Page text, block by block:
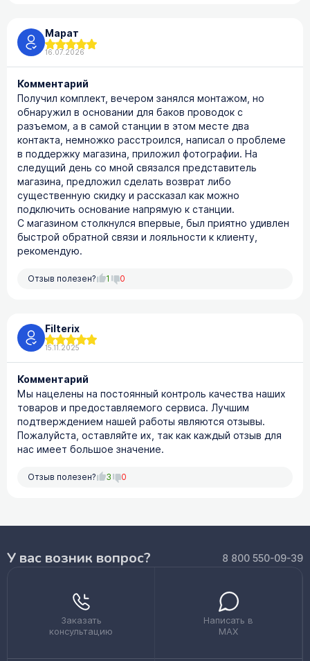
Марат
16.07.2026
Комментарий
Получил комплект, вечером занялся монтажом, но
обнаружил в основании для баков проводок с
разъемом, а в самой станции в этом месте два
контакта, немножко расстроился, написал о проблеме
в поддержку магазина, приложил фотографии. На
следущий день со мной связался представитель
магазина, предложил сделать возврат либо
существенную скидку и рассказал как можно
подключить основание напрямую к станции.
С магазином столкнулся впервые, был приятно удивлен
быстрой обратной связи и лояльности к клиенту,
рекомендую.
Отзыв полезен? 1 0
Filterix
15.11.2025
Комментарий
Мы нацелены на постоянный контроль качества наших
товаров и предоставляемого сервиса. Лучшим
подтверждением нашей работы являются отзывы.
Пожалуйста, оставляйте их, так как каждый отзыв для
нас имеет большое значение.
Отзыв полезен? 3 0
У вас возник вопрос? 8 800 550-09-39
Заказать
консультацию
Написать в
MAX